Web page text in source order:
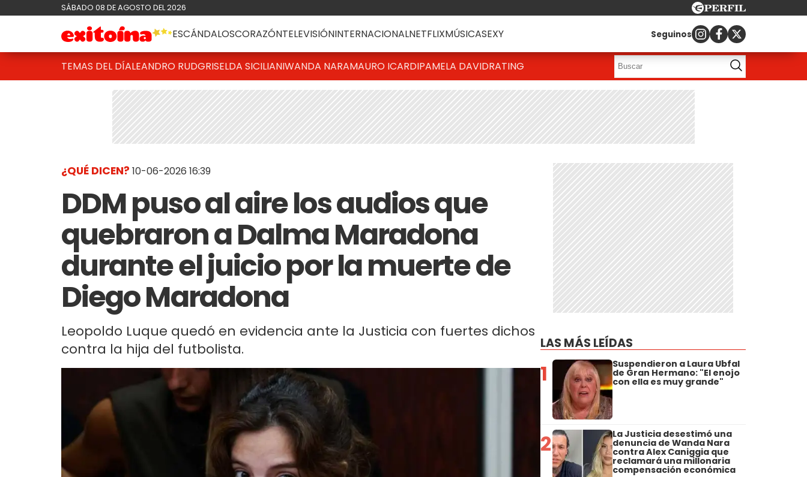
SÁBADO 08 DE AGOSTO DEL 2026
ESCÁNDALOSCORAZÓNTELEVISIÓNINTERNACIONALNETFLIXMÚSICASEXY Seguinos
TEMAS DEL DÍALEANDRO RUDGRISELDA SICILIANIWANDA NARAMAURO ICARDIPAMELA DAVIDRATING
¿QUÉ DICEN? 10-06-2026 16:39
DDM puso al aire los audios que
quebraron a Dalma Maradona
durante el juicio por la muerte de
Diego Maradona
Leopoldo Luque quedó en evidencia ante la Justicia con fuertes dichos
contra la hija del futbolista.
LAS MÁS LEÍDAS
1 Suspendieron a Laura Ubfal
de Gran Hermano: "El enojo
con ella es muy grande"
2 La Justicia desestimó una
denuncia de Wanda Nara
contra Alex Caniggia que
reclamará una millonaria
compensación económica